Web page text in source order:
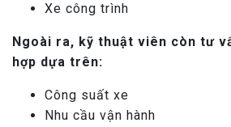
Xe công trình
Ngoài ra, kỹ thuật viên còn tư
hợp dựa trên:
Công suất xe
Nhu cầu vận hành